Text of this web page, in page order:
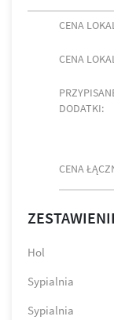
CENA
CENA
DODATKI:
CENA
Hol
Sypialnia
Sypialnia